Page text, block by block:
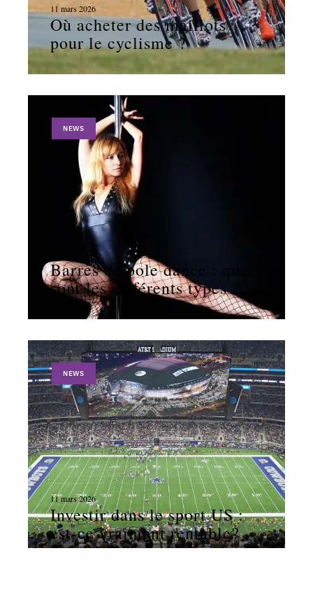
11 mars 2026
Où acheter des maillots
pour le cyclisme ?
NEWS
Barres de pole dance : quels
sont les différents types ?
NEWS
11 mars 2026
Investir dans le sport US :
est-ce vraiment rentable?